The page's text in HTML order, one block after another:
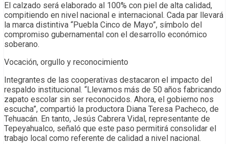
El calzado será elaborado al 100% con piel de alta calidad,
compitiendo en nivel nacional e internacional. Cada par llevará
la marca distintiva “Puebla Cinco de Mayo”, símbolo del
compromiso gubernamental con el desarrollo económico
soberano.
Vocación, orgullo y reconocimiento
Integrantes de las cooperativas destacaron el impacto del
respaldo institucional. “Llevamos más de 50 años fabricando
zapato escolar sin ser reconocidos. Ahora, el gobierno nos
escucha”, compartió la productora Diana Teresa Pacheco, de
Tehuacán. En tanto, Jesús Cabrera Vidal, representante de
Tepeyahualco, señaló que este paso permitirá consolidar el
trabajo local como referente de calidad a nivel nacional.